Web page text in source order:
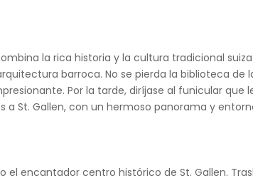
la rica historia y la cultura tradicional
barroca. No se pierda la biblioteca de
Por la tarde, diríjase al funicular que
a St. Gallen, con un hermoso panorama y
encantador centro histórico de St. Gallen.